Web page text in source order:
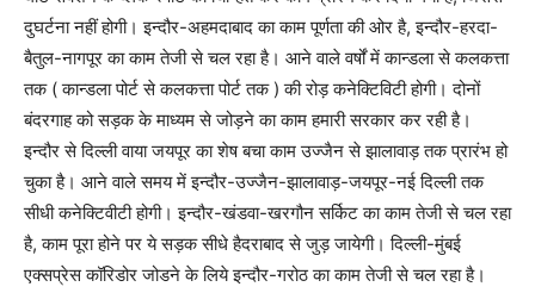
दुघर्टना नहीं होगी। इन्दौर-अहमदाबाद का काम पूर्णता की ओर है, इन्दौर-हरदा-
बैतुल-नागपूर का काम तेजी से चल रहा है। आने वाले वर्षों में कान्डला से कलकत्ता
तक ( कान्डला पोर्ट से कलकत्ता पोर्ट तक ) की रोड़ कनेक्टिविटी होगी। दोनों
बंदरगाह को सड़क के माध्यम से जोड़ने का काम हमारी सरकार कर रही है।
इन्दौर से दिल्ली वाया जयपूर का शेष बचा काम उज्जैन से झालावाड़ तक प्रारंभ हो
चुका है। आने वाले समय में इन्दौर-उज्जैन-झालावाड़-जयपूर-नई दिल्ली तक
सीधी कनेक्टिवीटी होगी। इन्दौर-खंडवा-खरगौन सर्किट का काम तेजी से चल रहा
है, काम पूरा होने पर ये सड़क सीधे हैदराबाद से जुड़ जायेगी। दिल्ली-मुंबई
एक्सप्रेस कॉरिडोर जोडने के लिये इन्दौर-गरोठ का काम तेजी से चल रहा है।